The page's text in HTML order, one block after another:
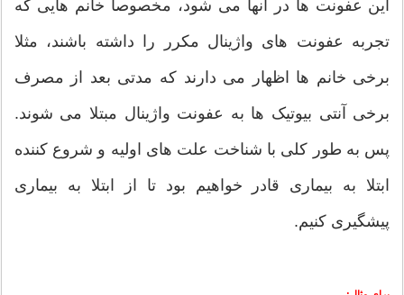
این عفونت ها در آنها می شود، مخصوصا خانم هایی که
تجربه عفونت های واژینال مکرر را داشته باشند، مثلا
برخی خانم ها اظهار می دارند که مدتی بعد از مصرف
برخی آنتی بیوتیک ها به عفونت واژینال مبتلا می شوند.
پس به طور کلی با شناخت علت های اولیه و شروع کننده
ابتلا به بیماری قادر خواهیم بود تا از ابتلا به بیماری
پیشگیری کنیم.